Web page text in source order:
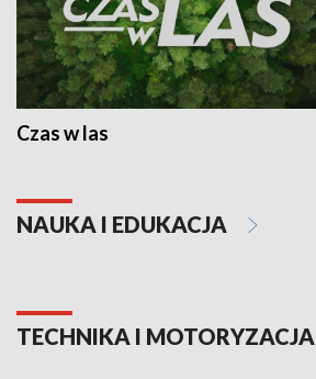
Czas w las
NAUKA I EDUKACJA
TECHNIKA I MOTORYZACJA